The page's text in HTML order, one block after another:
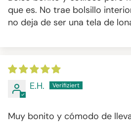
que es. No trae bolsillo
no deja de ser una tela de
E.H.
Muy bonito y cómodo de